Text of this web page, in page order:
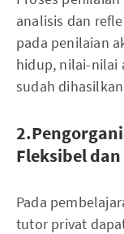
analisis dan
pada penilaian
hidup, nilai-nilai
sudah
Fleksibel
Pada
tutor privat